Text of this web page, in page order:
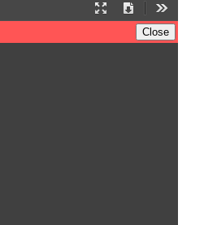
Presentation
Download
Close